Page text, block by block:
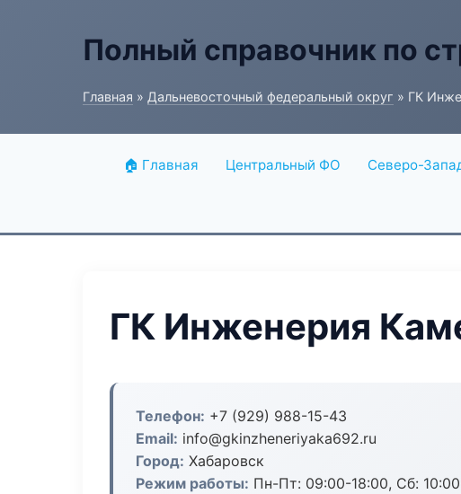
Полный справочник по
Главная » Дальневосточный федеральный округ » ГК
🏠 Главная Центральный ФО Северо-
ГК Инженерия
Телефон: +7 (929) 988-15-43
Email: info@gkinzheneriyaka692.ru
Город: Хабаровск
Режим работы: Пн-Пт: 09:00-18:00, Сб: